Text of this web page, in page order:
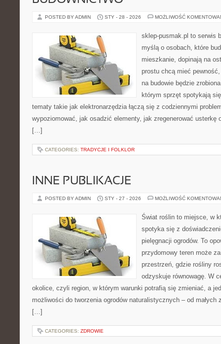
POSTED BY ADMIN STY - 28 - 2026 MOŻLIWOŚĆ
sklep-pusmak.pl to serwis
myślą o osobach, które
mieszkanie, dopinają na
prostu chcą mieć
na budowie będzie
którym sprzęt spotykają
tematy takie jak elektronarzędzia łączą się z codziennymi
wypoziomować, jak osadzić elementy, jak zregenerować usterkę
[…]
CATEGORIES: TRADYCJE I FOLKLOR
INNE PUBLIKACJE
POSTED BY ADMIN STY - 27 - 2026 MOŻLIWOŚĆ
Świat roślin to miejsce, w
spotyka się z
pielęgnacji ogrodów. To
przydomowy teren może
przestrzeń, gdzie rośliny
odzyskuje równowagę. W
okolice, czyli region, w którym warunki potrafią się zmieniać, a
możliwości do tworzenia ogrodów naturalistycznych – od małych
[…]
CATEGORIES: ZDROWIE